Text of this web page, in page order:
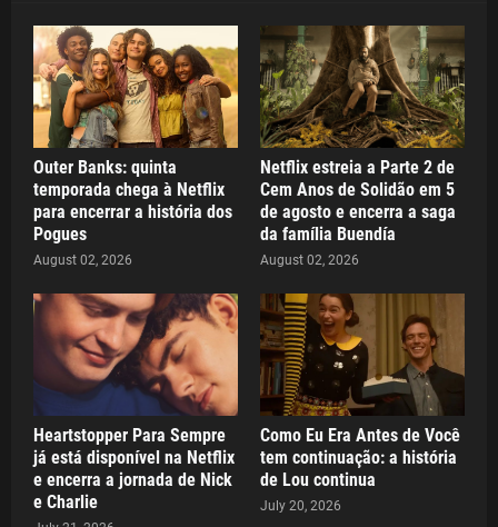
Outer Banks: quinta
temporada chega à Netflix
para encerrar a história dos
Pogues
August 02, 2026
Netflix estreia a Parte 2 de
Cem Anos de Solidão em 5
de agosto e encerra a saga
da família Buendía
August 02, 2026
Heartstopper Para Sempre
já está disponível na Netflix
e encerra a jornada de Nick
e Charlie
Como Eu Era Antes de Você
tem continuação: a história
de Lou continua
July 20, 2026